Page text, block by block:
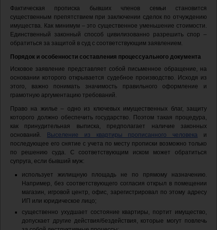
Фактическая прописка бывших членов семьи становится
существенным препятствием при заключении сделок по отчуждению
имущества. Как минимум – это существенное уменьшение стоимости.
Единственный законный способ цивилизованно разрешить спор –
обратиться за защитой в суд с соответствующим заявлением.
Порядок и особенности составления процессуального документа
Исковое заявление представляет собой письменное обращение, на
основании которого открывается судебное производство. Исходя из
этого, важно понимать значимость правильного оформление и
грамотную аргументацию требований.
Право на жилье – одно из ключевых имущественных благ, защиту
которого должно обеспечить государство. Поэтом такая процедура,
как принудительная выписка, предполагает наличие законных
оснований.
Выселение из квартиры прописанного человека и
последующее его снятие с учета по месту прописки возможно только
по решению суда. С соответствующим иском может обратиться
супруга, если бывший муж:
использует жилищную площадь не по прямому назначению.
Например, без соответствующего согласия открыл в помещении
магазин, игровой центр, офис, зарегистрировал по этому адресу
ИП или юридическое лицо;
существенно ухудшает состояние квартиры, портит имущество,
допускает другие действия/бездействия, которые могут повлечь